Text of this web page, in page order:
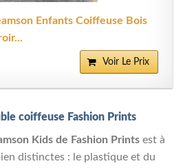
Enfants Coiffeuse Bois
Voir Le Prix
coiffeuse Fashion Prints
Kids de Fashion Prints est à
distinctes : le plastique et du